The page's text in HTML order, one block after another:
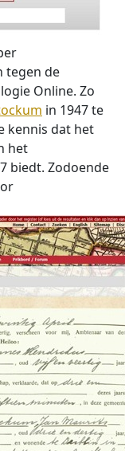
tegen de
Online. Zo
in 1947 te
kennis dat het
het
biedt. Zodoende